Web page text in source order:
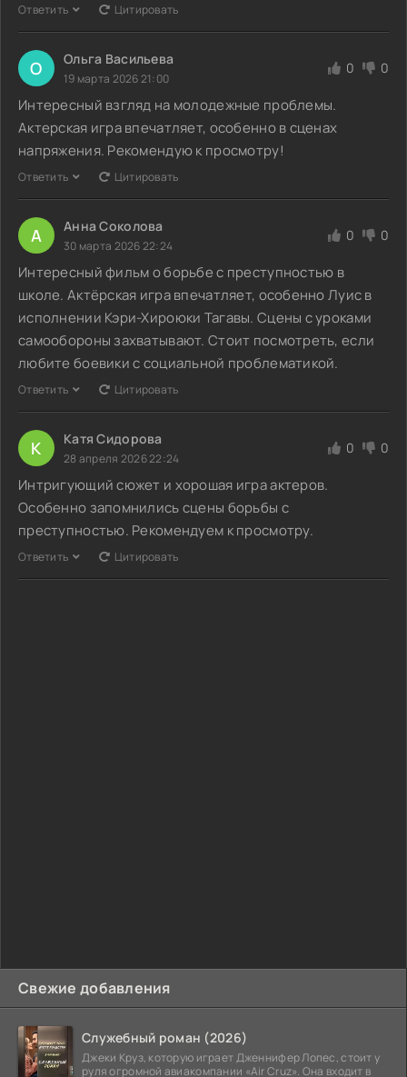
Свежие добавления
Служебный роман (2026)
Джеки Круз, которую играет Дженнифер Лопес, стоит у
руля огромной авиакомпании «Air Cruz». Она входит в
Ответить Цитировать
О Ольга Васильева
19 марта 2026 21:00
0 0
Интересный взгляд на молодежные проблемы.
Актерская игра впечатляет, особенно в сценах
напряжения. Рекомендую к просмотру!
Ответить Цитировать
А Анна Соколова
30 марта 2026 22:24
0 0
Интересный фильм о борьбе с преступностью в
школе. Актёрская игра впечатляет, особенно Луис в
исполнении Кэри-Хироюки Тагавы. Сцены с уроками
самообороны захватывают. Стоит посмотреть, если
любите боевики с социальной проблематикой.
Ответить Цитировать
К Катя Сидорова
28 апреля 2026 22:24
0 0
Интригующий сюжет и хорошая игра актеров.
Особенно запомнились сцены борьбы с
преступностью. Рекомендуем к просмотру.
Ответить Цитировать